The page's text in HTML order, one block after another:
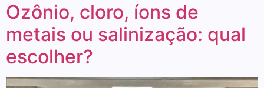
Ozônio, cloro, íons de
metais ou salinização: qual
escolher?